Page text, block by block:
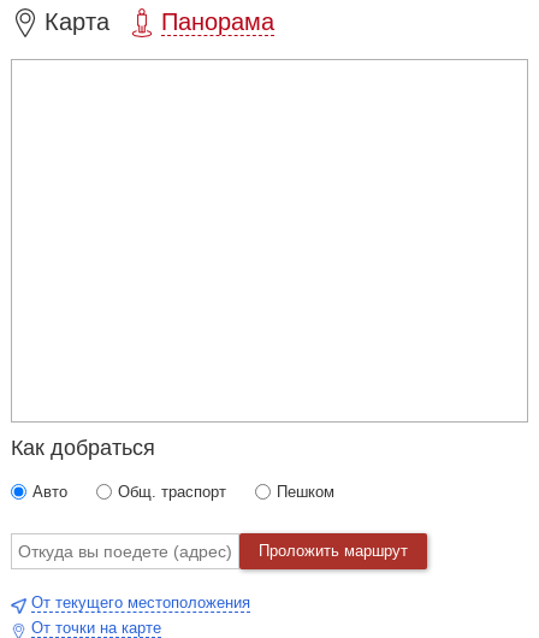
хирургические и лазерные вмешательства. Больница
занимается диагностикой и лечением ранних стадий рака
Карта Панорама
Как добраться
Авто Общ. траспорт Пешком
Проложить маршрут
От текущего местоположения
От точки на карте